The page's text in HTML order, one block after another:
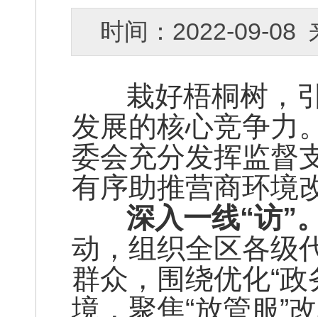
时间：2022-09-
栽好梧桐树，引
发展的核心竞争力
委会充分发挥监督
有序助推营商环境
深入一线“访”
动，组织全区各级
群众，围绕优化“
境，聚焦“放管服”